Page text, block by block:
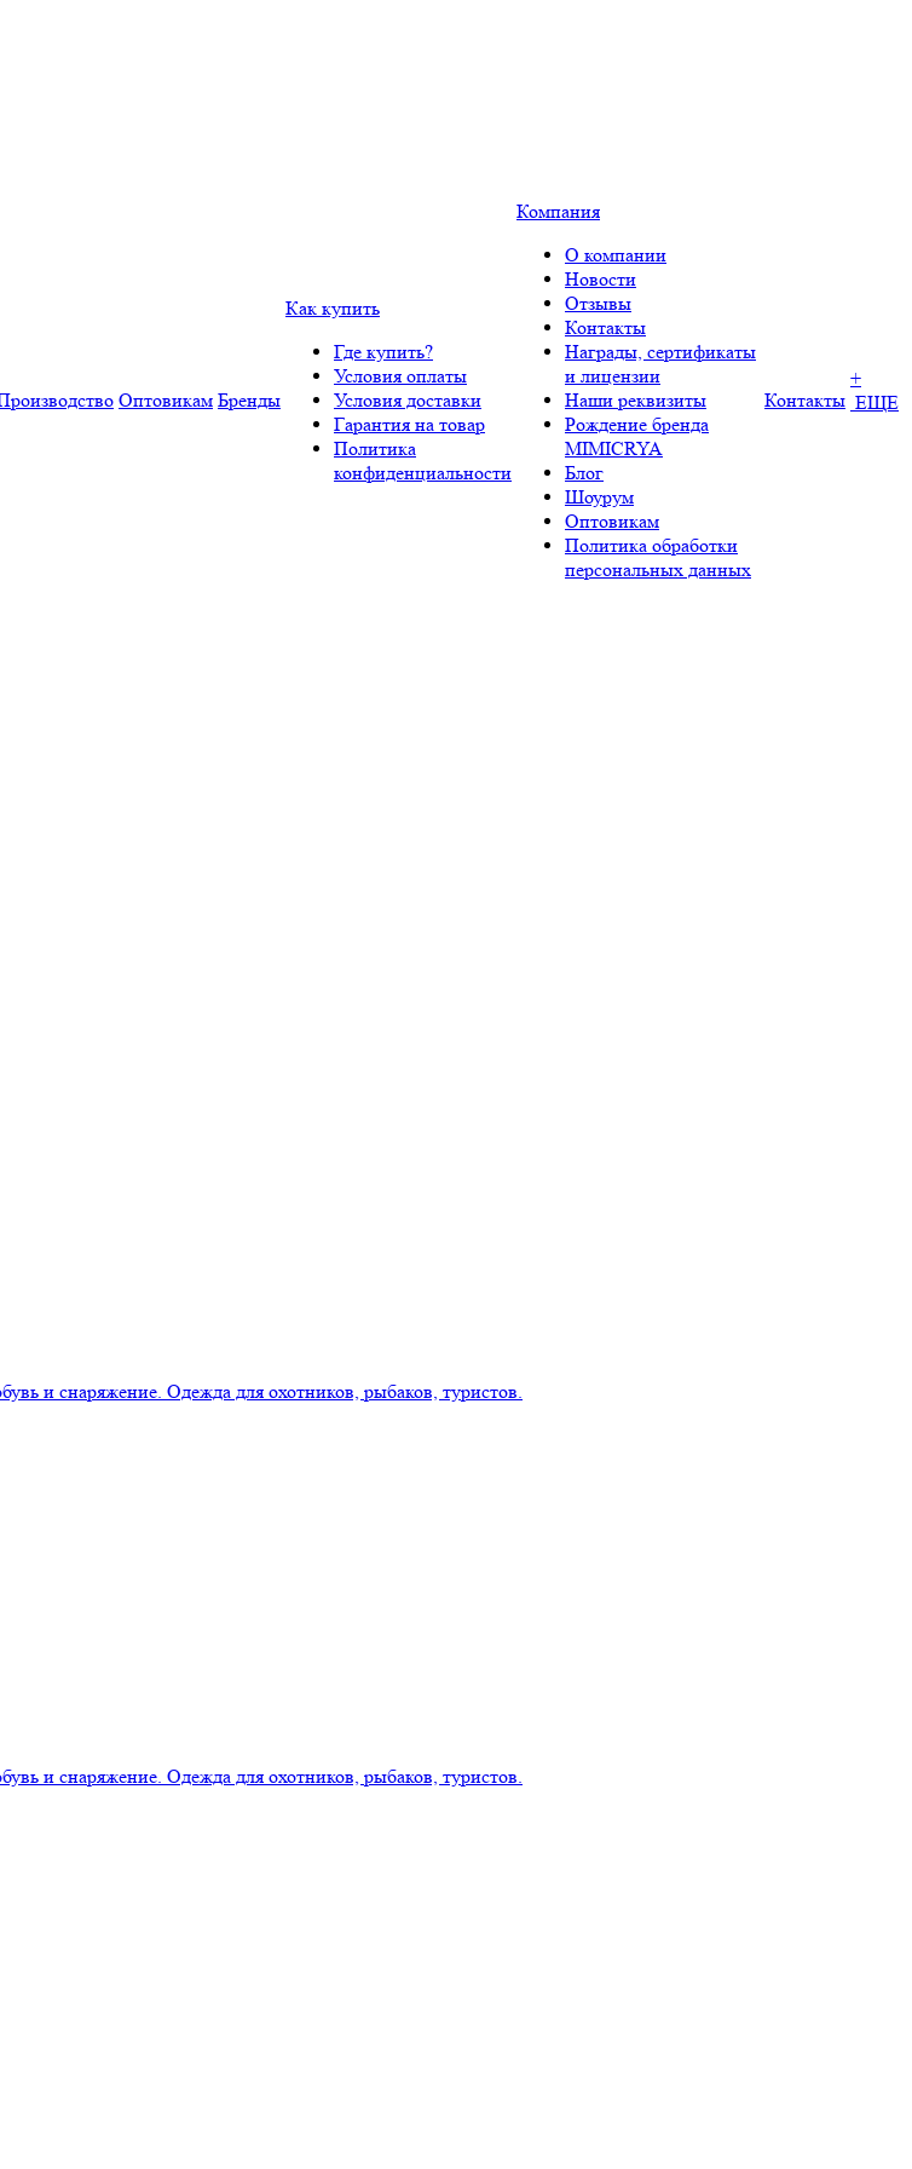
Оптовикам Бренды
Как купить
Где купить?
Условия оплаты
Условия доставки
Гарантия на товар
Политика
конфиденциальности
Компания
О компании
Новости
Отзывы
Контакты
Награды, сертификаты
и лицензии
Наши реквизиты
Рождение бренда
MIMICRYA
Блог
Шоурум
Оптовикам
Политика обработки
персональных данных
Контакты
+
ЕЩЕ